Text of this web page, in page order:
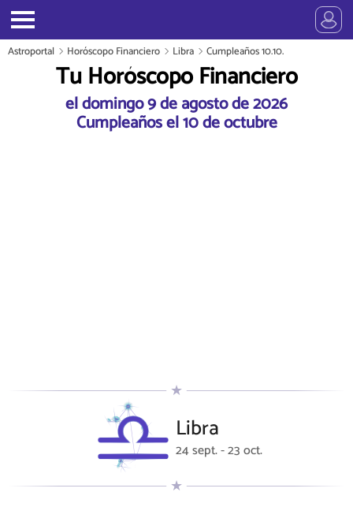
Astroportal Horóscopo Financiero Libra Cumpleaños 10.10.
Tu Horóscopo Financiero
el domingo 9 de agosto de 2026
Cumpleaños el 10 de octubre
Libra
24 sept. - 23 oct.